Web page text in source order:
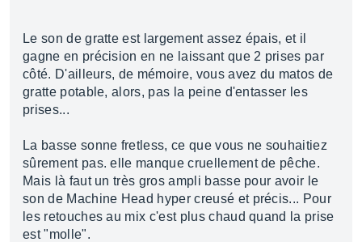
Le son de gratte est largement assez épais, et il
gagne en précision en ne laissant que 2 prises par
côté. D'ailleurs, de mémoire, vous avez du matos de
gratte potable, alors, pas la peine d'entasser les
prises...
La basse sonne fretless, ce que vous ne souhaitiez
sûrement pas. elle manque cruellement de pêche.
Mais là faut un très gros ampli basse pour avoir le
son de Machine Head hyper creusé et précis... Pour
les retouches au mix c'est plus chaud quand la prise
est "molle".